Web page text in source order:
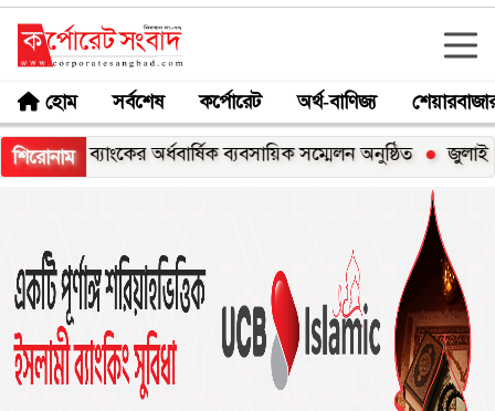
হোম সর্বশেষ কর্পোরেট অর্থ-বাণিজ্য
শিরোনাম
ব্যাংকের অর্ধবার্ষিক ব্যবসায়িক সম্মেলন অনুষ্ঠিত জুলাই